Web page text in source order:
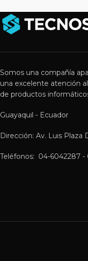
Somos una compañía
una excelente atención
de productos
Guayaquil - Ecuador
Dirección: Av. Luis Plaza
Teléfonos: 04-6042287 -